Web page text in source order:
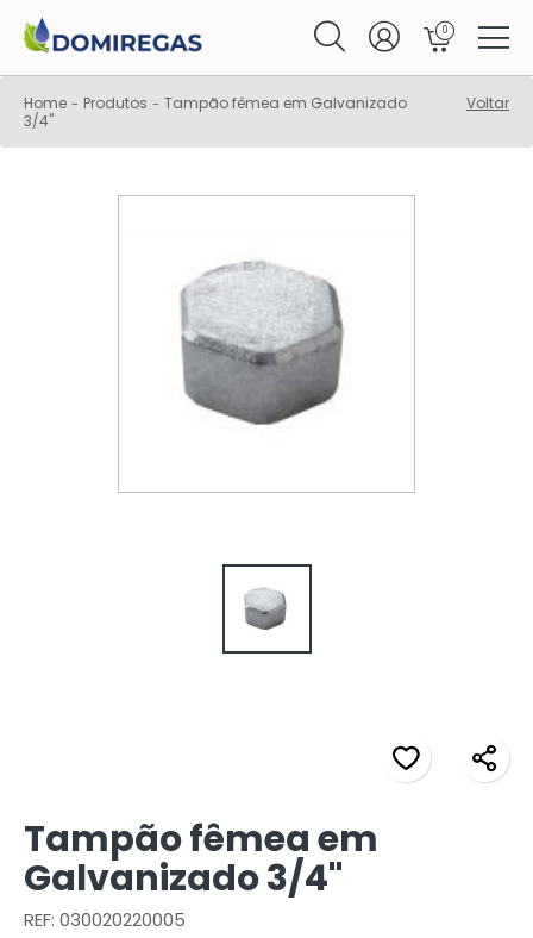
0
Home - Produtos - Tampão fêmea em Galvanizado
3/4"
Voltar
Tampão fêmea em
Galvanizado 3/4"
REF: 030020220005